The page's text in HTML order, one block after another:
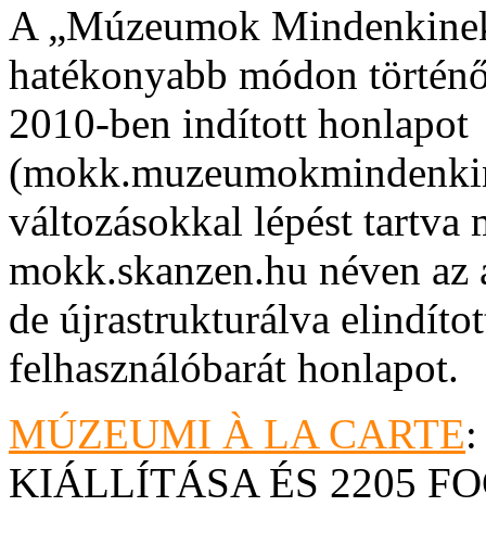
A „Múzeumok
hatékonyabb módon
2010-ben indított honlapot
változásokkal lépést tartva
mokk.skanzen.hu néven
de újrastrukturálva
felhasználóbarát honlapot.
MÚZEUMI À LA CARTE
KIÁLLÍTÁSA ÉS 2205